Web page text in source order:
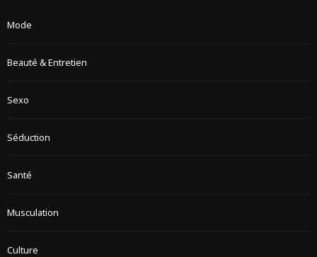
Mode
Beauté & Entretien
Sexo
Séduction
Santé
Musculation
Culture